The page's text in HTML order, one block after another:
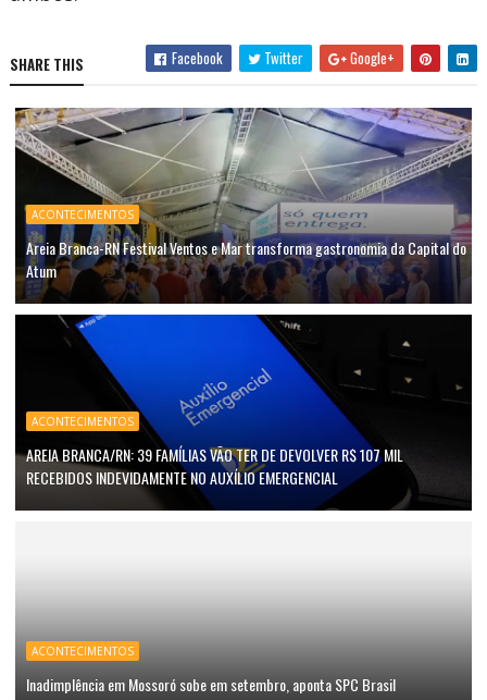
SHARE THIS Facebook Twitter Google+
ACONTECIMENTOS
Areia Branca-RN Festival Ventos e Mar transforma gastronomia da Capital do
Atum
ACONTECIMENTOS
AREIA BRANCA/RN: 39 FAMÍLIAS VÃO TER DE DEVOLVER R$ 107 MIL
RECEBIDOS INDEVIDAMENTE NO AUXÍLIO EMERGENCIAL
ACONTECIMENTOS
Inadimplência em Mossoró sobe em setembro, aponta SPC Brasil